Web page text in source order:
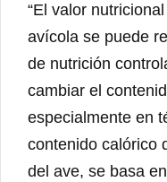
“El valor
avícola se puede
de nutrición
cambiar el
especialmente en
contenido calórico
del ave, se basa